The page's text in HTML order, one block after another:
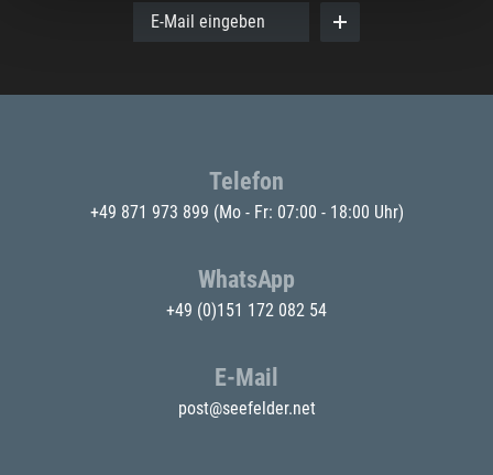
E-Mail eingeben
Telefon
+49 871 973 899 (Mo - Fr: 07:00 - 18:00 Uhr)
WhatsApp
+49 (0)151 172 082 54
E-Mail
post@seefelder.net